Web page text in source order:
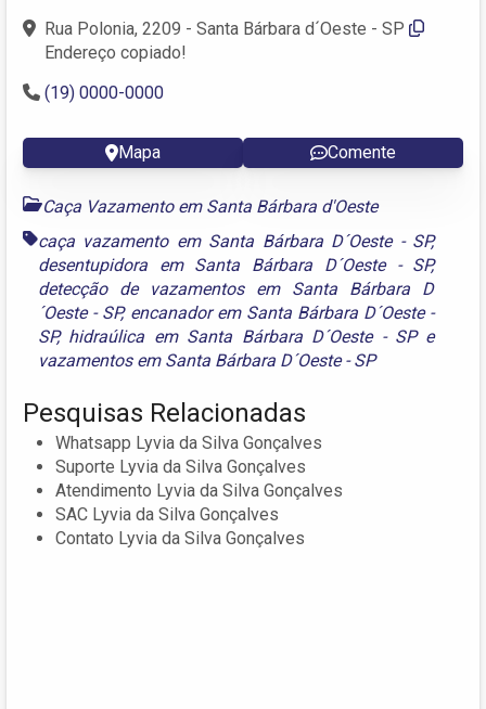
Rua Polonia, 2209 - Santa Bárbara d´Oeste - SP
Endereço copiado!
(19) 0000-0000
Mapa Comente
Caça Vazamento em Santa Bárbara d'Oeste
caça vazamento em Santa Bárbara D´Oeste - SP,
desentupidora em Santa Bárbara D´Oeste - SP,
detecção de vazamentos em Santa Bárbara D
´Oeste - SP, encanador em Santa Bárbara D´Oeste -
SP, hidraúlica em Santa Bárbara D´Oeste - SPe
vazamentos em Santa Bárbara D´Oeste - SP
Pesquisas Relacionadas
Whatsapp Lyvia da Silva Gonçalves
Suporte Lyvia da Silva Gonçalves
Atendimento Lyvia da Silva Gonçalves
SAC Lyvia da Silva Gonçalves
Contato Lyvia da Silva Gonçalves